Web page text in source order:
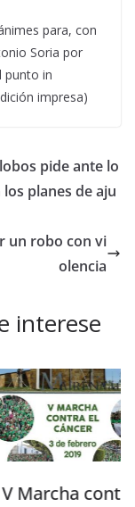
para, con
Soria por
punto in
impresa)
pide ante lo
planes de aju
un robo con vi
olencia
interese
contra